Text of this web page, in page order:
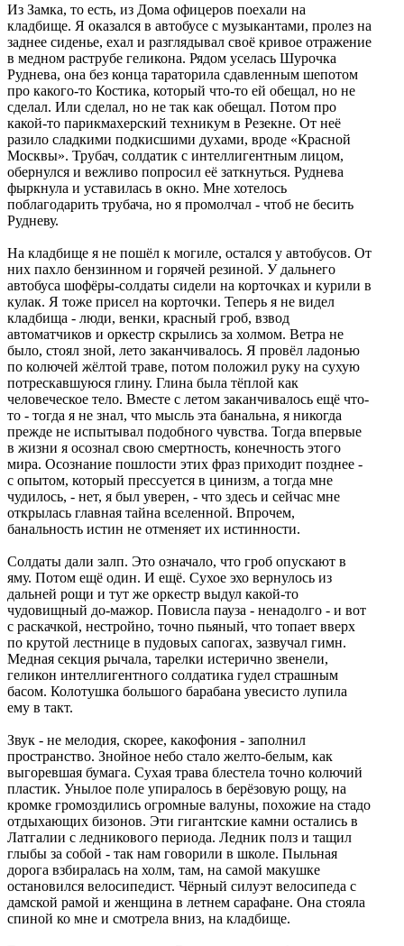
Из Замка, то есть, из Дома офицеров поехали на
кладбище. Я оказался в автобусе с музыкантами, пролез на
заднее сиденье, ехал и разглядывал своё кривое отражение
в медном раструбе геликона. Рядом уселась Шурочка
Руднева, она без конца тараторила сдавленным шепотом
про какого-то Костика, который что-то ей обещал, но не
сделал. Или сделал, но не так как обещал. Потом про
какой-то парикмахерский техникум в Резекне. От неё
разило сладкими подкисшими духами, вроде «Красной
Москвы». Трубач, солдатик с интеллигентным лицом,
обернулся и вежливо попросил её заткнуться. Руднева
фыркнула и уставилась в окно. Мне хотелось
поблагодарить трубача, но я промолчал - чтоб не бесить
Рудневу.
На кладбище я не пошёл к могиле, остался у автобусов. От
них пахло бензинном и горячей резиной. У дальнего
автобуса шофёры-солдаты сидели на корточках и курили в
кулак. Я тоже присел на корточки. Теперь я не видел
кладбища - люди, венки, красный гроб, взвод
автоматчиков и оркестр скрылись за холмом. Ветра не
было, стоял зной, лето заканчивалось. Я провёл ладонью
по колючей жёлтой траве, потом положил руку на сухую
потрескавшуюся глину. Глина была тёплой как
человеческое тело. Вместе с летом заканчивалось ещё что-
то - тогда я не знал, что мысль эта банальна, я никогда
прежде не испытывал подобного чувства. Тогда впервые
в жизни я осознал свою смертность, конечность этого
мира. Осознание пошлости этих фраз приходит позднее -
с опытом, который прессуется в цинизм, а тогда мне
чудилось, - нет, я был уверен, - что здесь и сейчас мне
открылась главная тайна вселенной. Впрочем,
банальность истин не отменяет их истинности.
Солдаты дали залп. Это означало, что гроб опускают в
яму. Потом ещё один. И ещё. Сухое эхо вернулось из
дальней рощи и тут же оркестр выдул какой-то
чудовищный до-мажор. Повисла пауза - ненадолго - и вот
с раскачкой, нестройно, точно пьяный, что топает вверх
по крутой лестнице в пудовых сапогах, зазвучал гимн.
Медная секция рычала, тарелки истерично звенели,
геликон интеллигентного солдатика гудел страшным
басом. Колотушка большого барабана увесисто лупила
ему в такт.
Звук - не мелодия, скорее, какофония - заполнил
пространство. Знойное небо стало желто-белым, как
выгоревшая бумага. Сухая трава блестела точно колючий
пластик. Унылое поле упиралось в берёзовую рощу, на
кромке громоздились огромные валуны, похожие на стадо
отдыхающих бизонов. Эти гигантские камни остались в
Латгалии с ледникового периода. Ледник полз и тащил
глыбы за собой - так нам говорили в школе. Пыльная
дорога взбиралась на холм, там, на самой макушке
остановился велосипедист. Чёрный силуэт велосипеда с
дамской рамой и женщина в летнем сарафане. Она стояла
спиной ко мне и смотрела вниз, на кладбище.